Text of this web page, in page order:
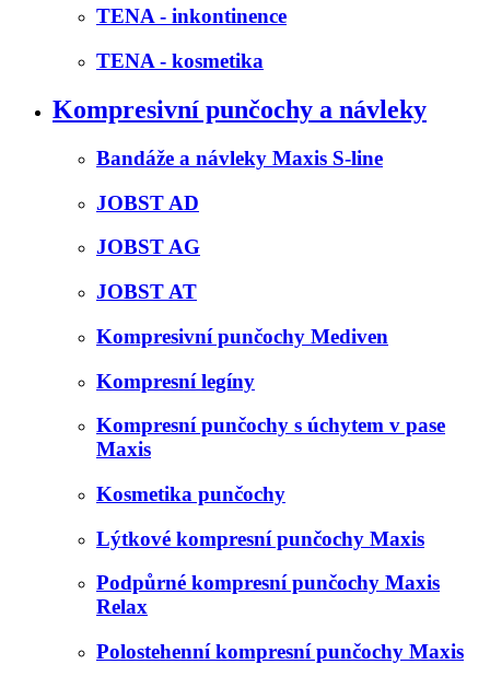
TENA - inkontinence
TENA - kosmetika
Kompresivní punčochy a návleky
Bandáže a návleky Maxis S-line
JOBST AD
JOBST AG
JOBST AT
Kompresivní punčochy Mediven
Kompresní legíny
Kompresní punčochy s úchytem v pase
Maxis
Kosmetika punčochy
Lýtkové kompresní punčochy Maxis
Podpůrné kompresní punčochy Maxis
Relax
Polostehenní kompresní punčochy Maxis